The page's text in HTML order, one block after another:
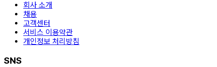
회사 소개
채용
고객센터
서비스 이용약관
개인정보 처리방침
SNS